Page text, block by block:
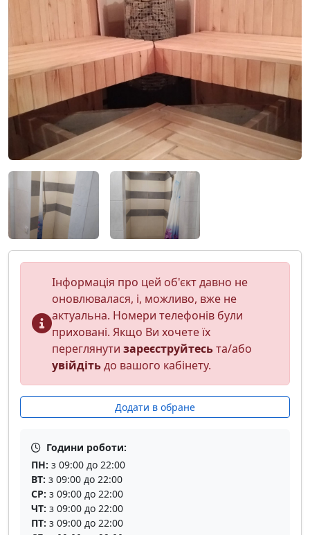
Інформація про цей об'єкт давно не
оновлювалася, і, можливо, вже не
актуальна. Номери телефонів були
приховані. Якщо Ви хочете їх
переглянути зареєструйтесьта/або
увійдітьдо вашого кабінету.
Додати в обране
Години роботи:
ПН: з 09:00 до 22:00
ВТ: з 09:00 до 22:00
СР: з 09:00 до 22:00
ЧТ: з 09:00 до 22:00
ПТ: з 09:00 до 22:00